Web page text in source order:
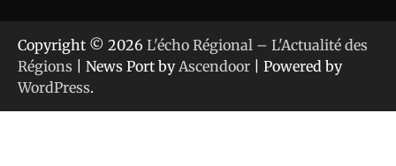
Copyright © 2026 L'écho Régional – L'Actualité des
Régions | News Port by Ascendoor | Powered by
WordPress.